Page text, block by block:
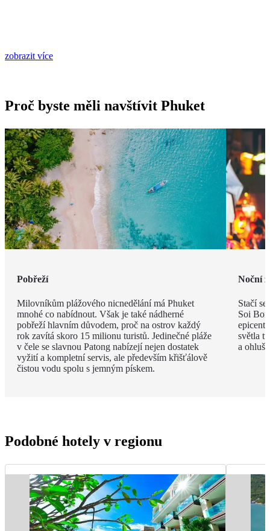
zobrazit více
Proč byste měli navštívit Phuket
Pobřeží
Milovníkům plážového nicnedělání má Phuket
mnohé co nabídnout. Však je také nádherné
pobřeží hlavním důvodem, proč na ostrov každý
rok zavítá skoro 15 milionu turistů. Jedinečné pláže
v čele se slavnou Patong nabízejí nejen dostatek
vyžití a kompletní servis, ale především křišťálově
čistou vodu spolu s jemným pískem.
Noční
Stačí
Soi
světla
a
Podobné hotely v regionu